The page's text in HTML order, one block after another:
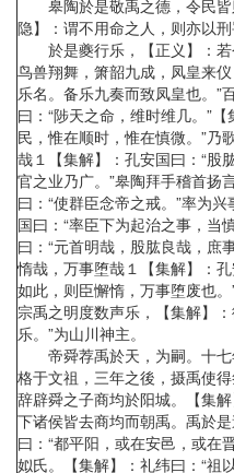
皋陶於是敬禹之德，令民皆
隐】：谓不用命之人，则亦以刑
於是夔行乐，【正义】：若
鸟兽翔舞，箫韶九成，凤皇来
乐名。备乐九奏而致凤皇也。”
曰：“陟天之命，维时维几。”
民，惟在顺时，惟在慎微。”乃
哉１【集解】：孔安国曰：“股
官之业乃广。”皋陶拜手稽首扬
曰：“使群臣念帝之戒。”率为
国曰：“率臣下为起治之事，当
曰：“元首明哉，股肱良哉，庶
惰哉，万事堕哉１【集解】：
如此，则臣懈惰，万事堕废也
宗禹之明度数声乐，【集解】
乐。”为山川神主。
帝舜荐禹於天，为嗣。十七
格于文祖，三年之後，摄禹使
辞辟舜之子商均於阳城。【集
下诸侯皆去商均而朝禹。禹於
曰：“都平阳，或在安邑，或在
姒氏。【集解】：礼纬曰：“祖